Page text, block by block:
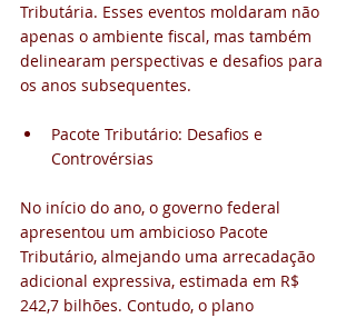
Tributária. Esses eventos moldaram não
apenas o ambiente fiscal, mas também
delinearam perspectivas e desafios para
os anos subsequentes.
Pacote Tributário: Desafios e
Controvérsias
No início do ano, o governo federal
apresentou um ambicioso Pacote
Tributário, almejando uma arrecadação
adicional expressiva, estimada em R$
242,7 bilhões. Contudo, o plano